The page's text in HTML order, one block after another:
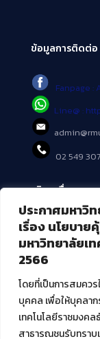
ประกาศมหาวิ
เรื่อง นโยบา
มหาวิทยาลัยเ
2566
โดยที่เป็นการสมคว
บุคคล เพื่อให้บุคลา
เทคโนโลยีราชมงค
สาธารณชนรับทราบ
ข้อมูลการติดต่อ
Fanpage :
Line@ :
02 549
บริการอื่นๆ ของ
ศูนย์สื่อดิจิทัล
ศูนย์นวัตกรรมแ
ศูนย์พัฒนาและ
สมัยใหม่ (MoSeC)
งานบริการวิชา